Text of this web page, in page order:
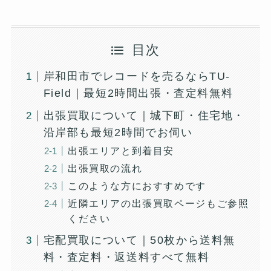
目次
岸和田市でレコードを売るならTU-
Field｜最短2時間出張・査定料無料
出張買取について｜城下町・住宅地・
沿岸部も最短2時間でお伺い
出張エリアと到着目安
出張買取の流れ
このような方におすすめです
近隣エリアの出張買取ページもご参照
ください
宅配買取について｜50枚から送料無
料・査定料・返送料すべて無料